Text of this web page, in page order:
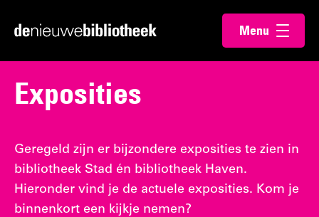
direct
content
direct
footer
Ga
homepagina
Menu
openen
Exposities
Geregeld zijn er bijzondere exposities te zien in
bibliotheek Stad én bibliotheek Haven.
Hieronder vind je de actuele exposities. Kom je
binnenkort een kijkje nemen?